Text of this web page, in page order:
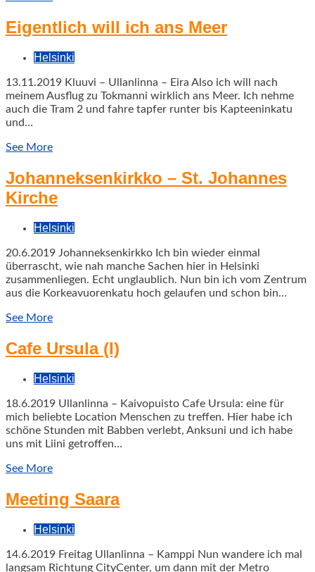
Eigentlich will ich ans Meer
Helsinki
13.11.2019 Kluuvi – Ullanlinna – Eira Also ich will nach
meinem Ausflug zu Tokmanni wirklich ans Meer. Ich nehme
auch die Tram 2 und fahre tapfer runter bis Kapteeninkatu
und…
See More
Johanneksenkirkko – St. Johannes
Kirche
Helsinki
20.6.2019 Johanneksenkirkko Ich bin wieder einmal
überrascht, wie nah manche Sachen hier in Helsinki
zusammenliegen. Echt unglaublich. Nun bin ich vom Zentrum
aus die Korkeavuorenkatu hoch gelaufen und schon bin…
See More
Cafe Ursula (I)
Helsinki
18.6.2019 Ullanlinna – Kaivopuisto Cafe Ursula: eine für
mich beliebte Location Menschen zu treffen. Hier habe ich
schöne Stunden mit Babben verlebt, Anksuni und ich habe
uns mit Liini getroffen…
See More
Meeting Saara
Helsinki
14.6.2019 Freitag Ullanlinna – Kamppi Nun wandere ich mal
langsam Richtung CityCenter, um dann mit der Metro